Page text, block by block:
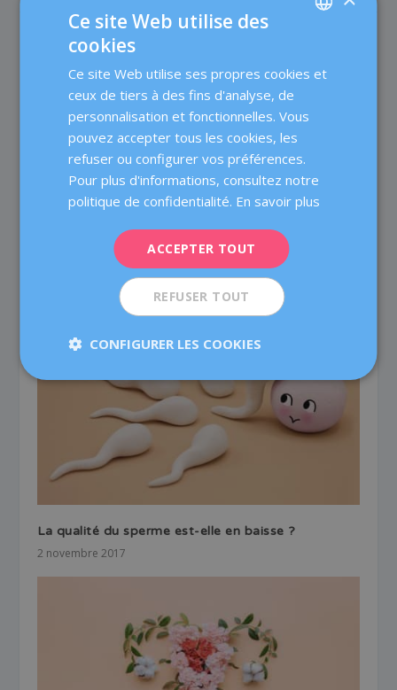
Fausses couches à répétition : quelles sont les
démarches à suivre?
La qualité du sperme est-elle en baisse ?
2 novembre 2017
CATALÀ
DEUTSCH
ITALIANO
Ce site Web utilise des
cookies
Ce site Web utilise ses propres cookies et
ceux de tiers à des fins d'analyse, de
personnalisation et fonctionnelles. Vous
pouvez accepter tous les cookies, les
refuser ou configurer vos préférences.
Pour plus d'informations, consultez notre
politique de confidentialité. En savoir plus
ACCEPTER TOUT
REFUSER TOUT
CONFIGURER LES COOKIES